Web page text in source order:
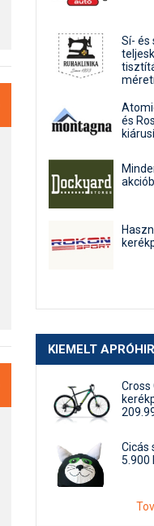
Sí- és
és
KIEMELT
Cross
Cicás
5.900